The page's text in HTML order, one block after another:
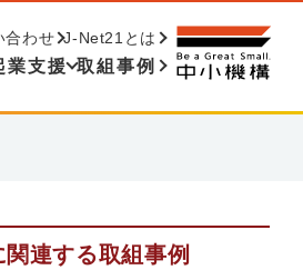
業支援 取組事例
合わせ J-Net21とは
連する取組事例